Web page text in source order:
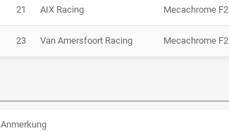
21 AIX Racing Mecachrome F2
23 Van Amersfoort Racing Mecachrome F2
Anmerkung